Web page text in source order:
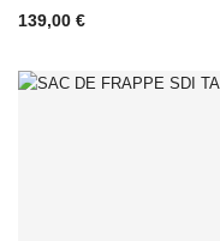
139,00 €